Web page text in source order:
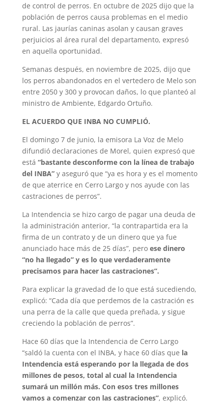
de control de perros. En octubre de 2025 dijo que la
población de perros causa problemas en el medio
rural. Las jaurías caninas asolan y causan graves
perjuicios al área rural del departamento, expresó
en aquella oportunidad.
Semanas después, en noviembre de 2025, dijo que
los perros abandonados en el vertedero de Melo son
entre 2050 y 300 y provocan daños, lo que planteó al
ministro de Ambiente, Edgardo Ortuño.
EL ACUERDO QUE INBA NO CUMPLIÓ.
El domingo 7 de junio, la emisora La Voz de Melo
difundió declaraciones de Morel, quien expresó que
está “bastante desconforme con la línea de trabajo
del INBA”y aseguró que “ya es hora y es el momento
de que aterrice en Cerro Largo y nos ayude con las
castraciones de perros”.
La Intendencia se hizo cargo de pagar una deuda de
la administración anterior, “la contrapartida era la
firma de un contrato y de un dinero que ya fue
anunciado hace más de 25 días”, pero ese dinero
“no ha llegado” y es lo que verdaderamente
precisamos para hacer las castraciones”.
Para explicar la gravedad de lo que está sucediendo,
explicó: “Cada día que perdemos de la castración es
una perra de la calle que queda preñada, y sigue
creciendo la población de perros”.
Hace 60 días que la Intendencia de Cerro Largo
“saldó la cuenta con el INBA, y hace 60 días que la
Intendencia está esperando por la llegada de dos
millones de pesos, total al cual la Intendencia
sumará un millón más. Con esos tres millones
vamos a comenzar con las castraciones”, explicó.